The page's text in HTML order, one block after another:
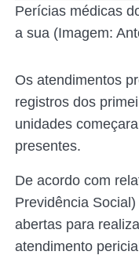
Perícias médicas
a sua (Imagem:
Os atendimentos
registros dos
unidades
presentes.
De acordo com
Previdência
abertas para
atendimento